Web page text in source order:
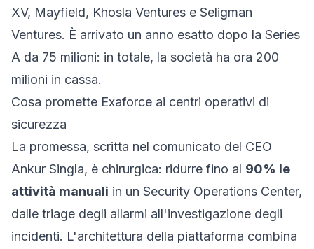
XV, Mayfield, Khosla Ventures e Seligman
Ventures. È arrivato un anno esatto dopo la Series
A da 75 milioni: in totale, la società ha ora 200
milioni in cassa.
Cosa promette Exaforce ai centri operativi di
sicurezza
La promessa, scritta nel comunicato del CEO
Ankur Singla, è chirurgica: ridurre fino al 90% le
attività manuali in un Security Operations Center,
dalle triage degli allarmi all'investigazione degli
incidenti. L'architettura della piattaforma combina